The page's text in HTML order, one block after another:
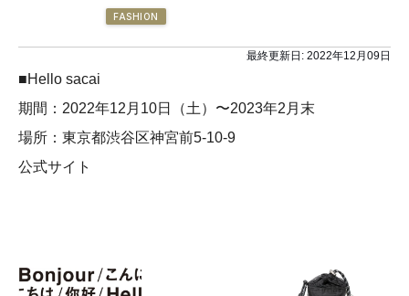
FASHION
最終更新日: 2022年12月09日
■Hello sacai
期間：2022年12月10日（土）〜2023年2月末
場所：東京都渋谷区神宮前5-10-9
公式サイト